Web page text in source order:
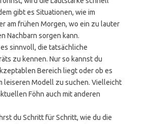
gibt es Situationen, wie im
am frühen Morgen, wo ein zu lauter
Nachbarn sorgen kann.
sinnvoll, die tatsächliche
zu kennen. Nur so kannst du
Bereich liegt oder ob es
leiseren Modell zu suchen. Vielleicht
Föhn auch mit anderen
du Schritt für Schritt, wie du die